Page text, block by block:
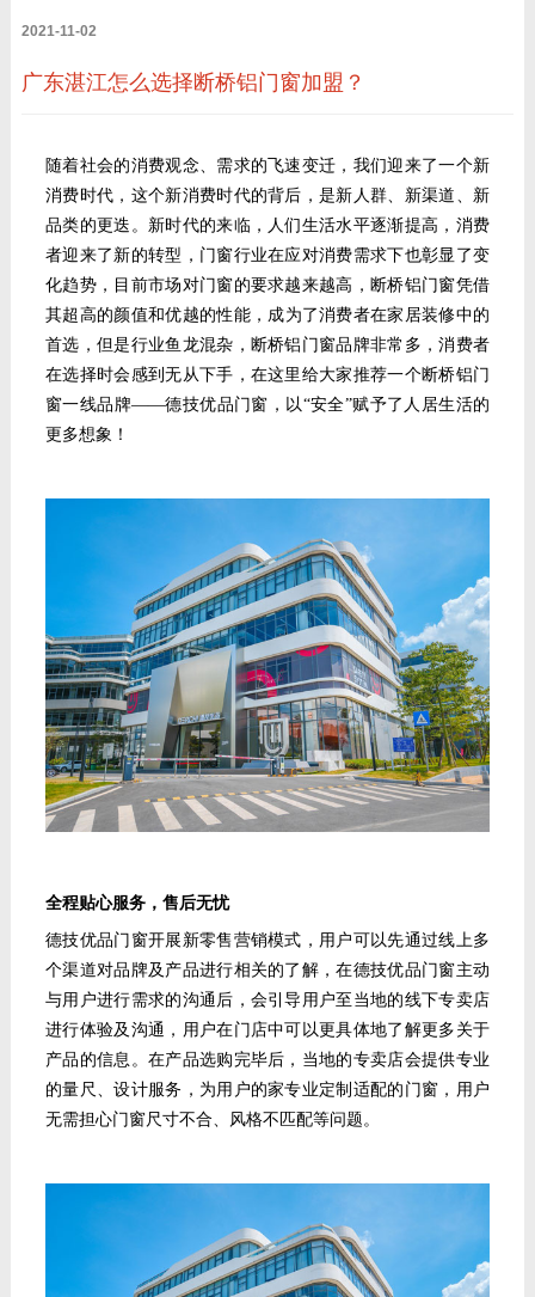
2021-11-02
广东湛江怎么选择断桥铝门窗加盟？
随着社会的消费观念、需求的飞速变迁，我们迎来了一个新
消费时代，这个新消费时代的背后，是新人群、新渠道、新
品类的更迭。新时代的来临，人们生活水平逐渐提高， 消费
者迎来了新的转型，门窗行业在应对消费需求下也彰显了变
化趋势，目前市场对门窗的要求越来越高，断桥铝门窗凭借
其超高的颜值和优越的性能， 成为了消费者在家居装修中的
首选， 但是行业鱼龙混杂， 断桥铝门窗品牌非常多，消费者
在选择时会感到无从下手，在这里给大家推荐一个断桥铝门
窗一线品牌——德技优品门窗， 以“安全”赋予了人居生活的
更多想象！
全程贴心服务，售后无忧
德技优品门窗开展新零售营销模式，用户可以先通过线上多
个渠道对品牌及产品进行相关的了解，在德技优品门窗主动
与用户进行需求的沟通后，会引导用户至当地的线下专卖店
进行体验及沟通，用户在门店中可以更具体地了解更多关于
产品的信息。在产品选购完毕后，当地的专卖店会提供专业
的量尺、设计服务，为用户的家专业定制适配的门窗，用户
无需担心门窗尺寸不合、风格不匹配等问题。